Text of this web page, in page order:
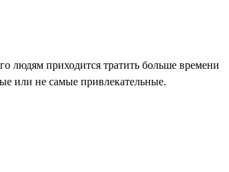
людям приходится тратить больше времени
или не самые привлекательные.